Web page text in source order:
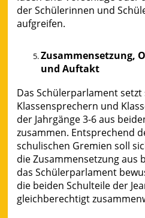
der Schülerinnen und
aufgreifen.
Zusammensetzung,
und Auftakt
Das Schülerparlament
Klassensprechern und
der Jahrgänge 3-6 aus
zusammen. Entsprechend
schulischen Gremien soll
die Zusammensetzung aus
das Schülerparlament
die beiden Schulteile der
gleichberechtigt